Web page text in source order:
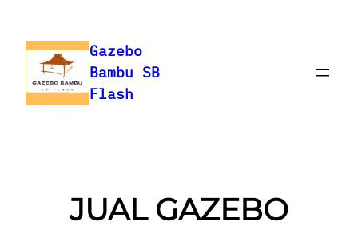
content
Gazebo
Bambu SB
Flash
JUAL GAZEBO